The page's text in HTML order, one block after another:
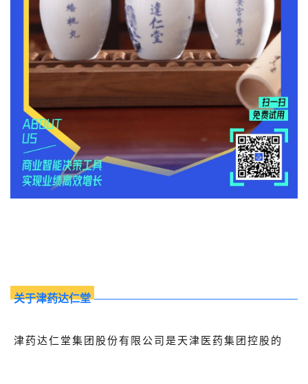
资源中心
新闻中心
关于我们
公司介绍
合作伙伴计划
关于津药达仁堂
津药达仁堂集团股份有限公司是天津医药集团控股的